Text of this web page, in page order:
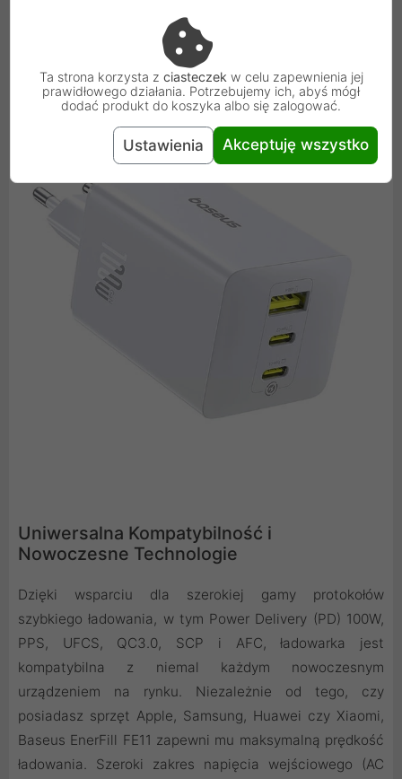
jest rozdzielana na 70W i 30W, co wciąż pozwala na
szybkie ładowanie laptopa i telefonu.
Uniwersalna Kompatybilność i
Nowoczesne Technologie
Dzięki wsparciu dla szerokiej gamy protokołów
szybkiego ładowania, w tym Power Delivery (PD) 100W,
PPS, UFCS, QC3.0, SCP i AFC, ładowarka jest
kompatybilna z niemal każdym nowoczesnym
urządzeniem na rynku. Niezależnie od tego, czy
posiadasz sprzęt Apple, Samsung, Huawei czy Xiaomi,
Baseus EnerFill FE11 zapewni mu maksymalną prędkość
ładowania. Szeroki zakres napięcia wejściowego (AC
Ta strona korzysta z ciasteczekw celu zapewnienia jej
prawidłowego działania. Potrzebujemy ich, abyś mógł
dodać produkt do koszyka albo się zalogować.
Ustawienia Akceptuję wszystko